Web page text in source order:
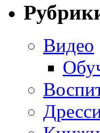
Видео